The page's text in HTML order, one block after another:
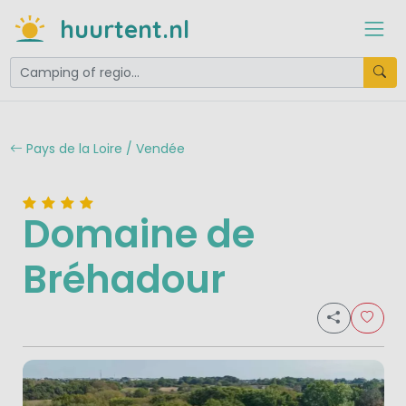
huurtent.nl
Pays de la Loire / Vendée
Domaine de
Bréhadour